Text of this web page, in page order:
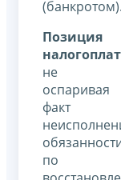
(банкротом).
Позиция
не
оспаривая
факт
по